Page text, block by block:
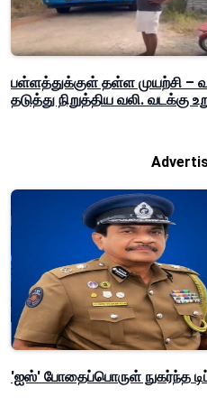
பள்ளத்துக்குள் தள்ள முயற்சி –
தடுத்து நிறுத்திய வலி. வடக்கு
'ஐஸ்' போதைப்பொருள் நுகர்ந்த